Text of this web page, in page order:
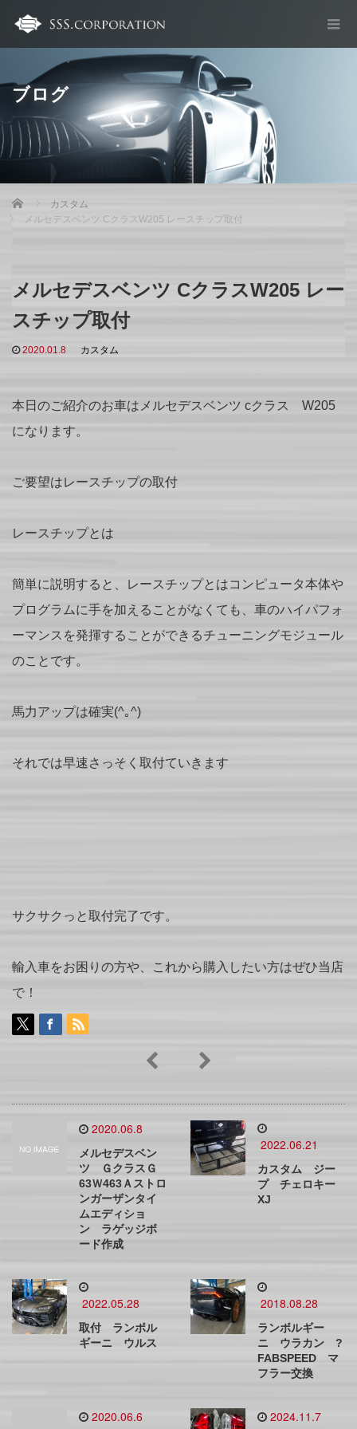
ブログ
Home
カスタム
メルセデスベンツ CクラスW205 レースチップ取付
メルセデスベンツ CクラスW205 レー
スチップ取付
2020.01.8 カスタム
本日のご紹介のお車はメルセデスベンツ cクラス W205
になります。
ご要望はレースチップの取付
レースチップとは
簡単に説明すると、レースチップとはコンピュータ本体や
プログラムに手を加えることがなくても、車のハイパフォ
ーマンスを発揮することができるチューニングモジュール
のことです。
馬力アップは確実(^｡^)
それでは早速さっそく取付ていきます
サクサクっと取付完了です。
輸入車をお困りの方や、これから購入したい方はぜひ当店
で！
2020.06.8
メルセデスベン
ツ ＧクラスＧ
63Ｗ463Ａストロ
ンガーザンタイ
ムエディショ
ン ラゲッジボ
ード作成
2022.06.21
カスタム ジー
プ チェロキー
XJ
2022.05.28
取付 ランボル
ギーニ ウルス
2018.08.28
ランボルギー
ニ ウラカン ?
FABSPEED マ
フラー交換
2020.06.6 2024.11.7